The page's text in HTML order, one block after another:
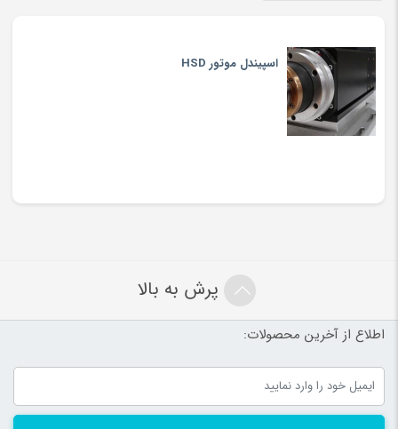
اسپیندل موتور HSD
پرش به بالا
اطلاع از آخرین محصولات: